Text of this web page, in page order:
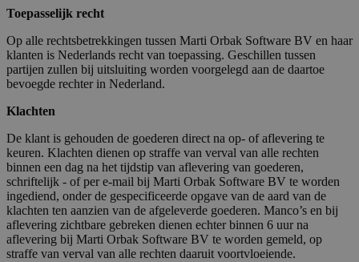
Toepasselijk recht
Op alle rechtsbetrekkingen tussen Marti Orbak Software BV en haar
klanten is Nederlands recht van toepassing. Geschillen tussen
partijen zullen bij uitsluiting worden voorgelegd aan de daartoe
bevoegde rechter in Nederland.
Klachten
De klant is gehouden de goederen direct na op- of aflevering te
keuren. Klachten dienen op straffe van verval van alle rechten
binnen een dag na het tijdstip van aflevering van goederen,
schriftelijk - of per e-mail bij Marti Orbak Software BV te worden
ingediend, onder de gespecificeerde opgave van de aard van de
klachten ten aanzien van de afgeleverde goederen. Manco’s en bij
aflevering zichtbare gebreken dienen echter binnen 6 uur na
aflevering bij Marti Orbak Software BV te worden gemeld, op
straffe van verval van alle rechten daaruit voortvloeiende.